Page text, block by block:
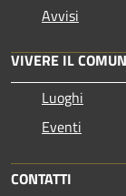
Avvisi
VIVERE IL
Luoghi
Eventi
CONTATTI